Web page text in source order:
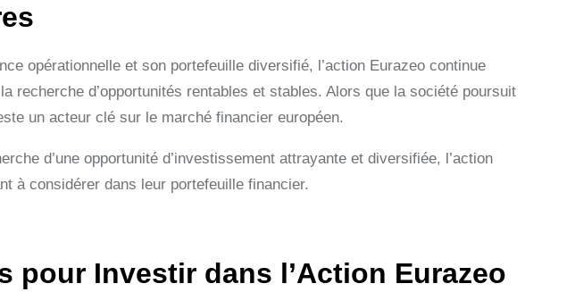
opérationnelle et son portefeuille diversifié, l’action Eurazeo continue
recherche d’opportunités rentables et stables. Alors que la société poursuit
un acteur clé sur le marché financier européen.
d’une opportunité d’investissement attrayante et diversifiée, l’action
à considérer dans leur portefeuille financier.
pour Investir dans l’Action Eurazeo